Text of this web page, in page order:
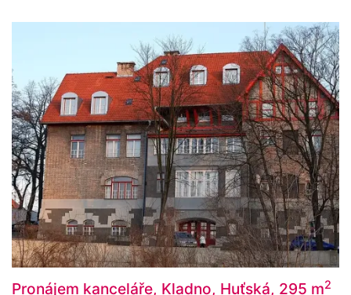
Pronájem kanceláře, Kladno, Huťská, 295 m2